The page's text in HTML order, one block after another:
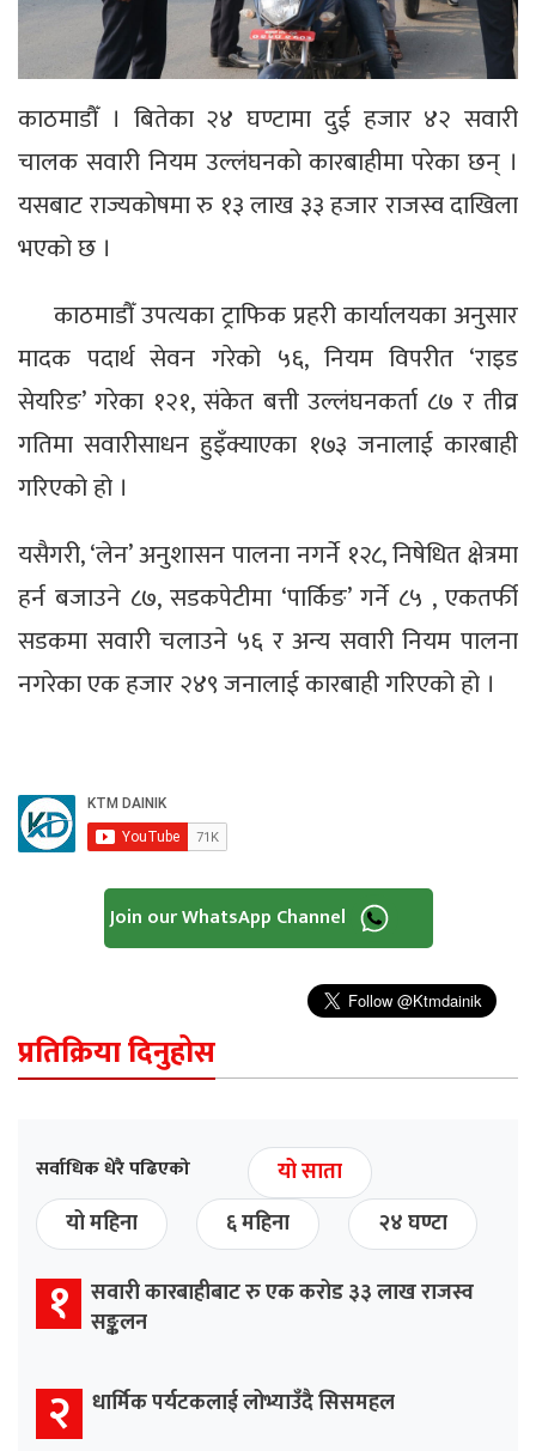
काठमाडौँ । बितेका २४ घण्टामा दुई हजार ४२ सवारी
चालक सवारी नियम उल्लंघनको कारबाहीमा परेका छन् ।
यसबाट राज्यकोषमा रु १३ लाख ३३ हजार राजस्व दाखिला
भएको छ ।
काठमाडौँ उपत्यका ट्राफिक प्रहरी कार्यालयका अनुसार
मादक पदार्थ सेवन गरेको ५६, नियम विपरीत ‘राइड
सेयरिङ’ गरेका १२१, संकेत बत्ती उल्लंघनकर्ता ८७ र तीव्र
गतिमा सवारीसाधन हुइँक्याएका १७३ जनालाई कारबाही
गरिएको हो ।
यसैगरी, ‘लेन’ अनुशासन पालना नगर्ने १२८, निषेधित क्षेत्रमा
हर्न बजाउने ८७, सडकपेटीमा ‘पार्किङ’ गर्ने ८५ , एकतर्फी
सडकमा सवारी चलाउने ५६ र अन्य सवारी नियम पालना
नगरेका एक हजार २४९ जनालाई कारबाही गरिएको हो ।
Join our WhatsApp Channel
प्रतिक्रिया दिनुहोस
सर्वाधिक धेरै पढिएको
यो साता
यो महिना
६ महिना २४ घण्टा
१ सवारी कारबाहीबाट रु एक करोड ३३ लाख राजस्व
सङ्कलन
२ धार्मिक पर्यटकलाई लोभ्याउँदै सिसमहल